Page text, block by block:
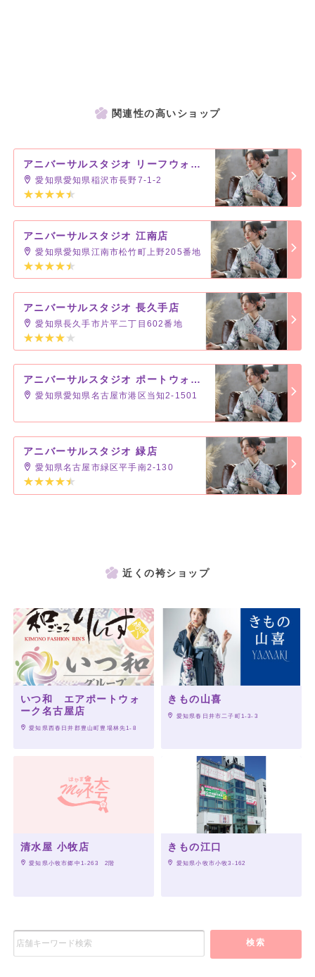
関連性の高いショップ
アニバーサルスタジオ リーフウォーク稲沢店
愛知県愛知県稲沢市長野7-1-2
アニバーサルスタジオ 江南店
愛知県愛知県江南市松竹町上野205番地
アニバーサルスタジオ 長久手店
愛知県長久手市片平二丁目602番地
アニバーサルスタジオ ポートウォークみなと店
愛知県愛知県名古屋市港区当知2-1501
アニバーサルスタジオ 緑店
愛知県名古屋市緑区平手南2-130
近くの袴ショップ
いつ和 エアポートウォ
ーク名古屋店
愛知県西春日井郡豊山町豊場林先1-8
きもの山喜
愛知県春日井市二子町1-3-3
清水屋 小牧店
愛知県小牧市郷中1-263　2階
きもの江口
愛知県小牧市小牧3-162
検索